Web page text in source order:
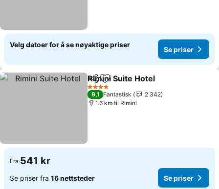
Velg datoer for å se nøyaktige priser
Se priser
Del Legg til i favoritter
Rimini Suite Hotel
4 Stjerner
9,1 Fantastisk
2 342
1.6 km til Rimini
Fra 541 kr
Se priser fra 16 nettsteder Se priser